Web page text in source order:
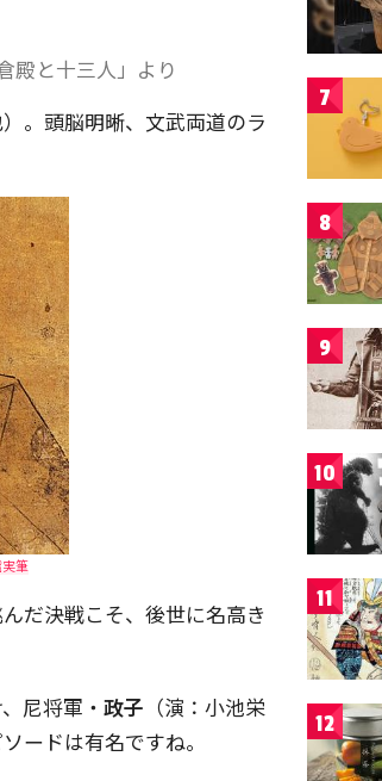
殿と十三人」より
）。頭脳明晰、文武両道のラ
筆
だ決戦こそ、後世に名高き
尼将軍・ 政子 （演：小池栄
ードは有名ですね。
7
8
9
10
11
12